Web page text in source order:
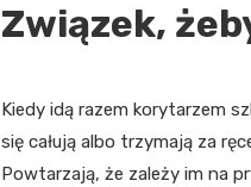
Związek,
Kiedy idą razem korytarzem
się całują albo trzymają za
Powtarzają, że zależy im na